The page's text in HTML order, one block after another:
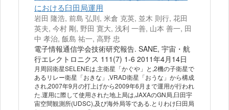
における臼田局運用
岩田 隆浩, 前島 弘則, 米倉 克英, 並木 則行, 花田
英夫, 今村 剛, 野田 寛大, 浅利 一善, 山本 善一, 田
中 孝治, 飯島 祐一, 高野 忠
電子情報通信学会技術研究報告. SANE, 宇宙・航
行エレクトロニクス 111(7) 1-6 2011年4月14日
月周回衛星SELENEは,主衛星「かぐや」と,2機の子衛星で
あるリレー衛星「おきな」,VRAD衛星「おうな」から構成
され,2007年9月の打上げから2009年6月まで運用が行われ
た.運用に際して使用された地上局は,JAXAのGN局,臼田宇
宙空間観測所(UDSC),及び海外局等である.とりわけ臼田局